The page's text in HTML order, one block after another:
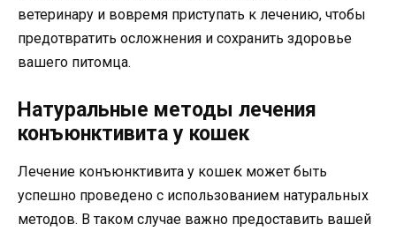
ветеринару и вовремя приступать к лечению, чтобы
предотвратить осложнения и сохранить здоровье
вашего питомца.
Натуральные методы лечения
конъюнктивита у кошек
Лечение конъюнктивита у кошек может быть
успешно проведено с использованием натуральных
методов. В таком случае важно предоставить вашей